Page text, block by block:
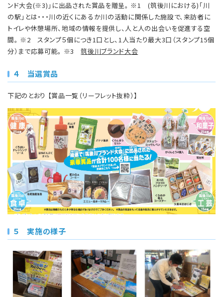
ンド大会(※3)」に出品された賞品を贈呈。 ※1 (筑後川における)「川
の駅」とは・・・川の近くにあるか川の活動に関係した施設で、来訪者に
トイレや休憩場所、地域の情報を提供し、人と人の出会いを促進する空
間。 ※2 スタンプ５個につき1口とし、1人当たり最大3口（スタンプ15個
分）まで応募可能。 ※3筑後川ブランド大会
４ 当選賞品
下記のとおり 【賞品一覧（リーフレット抜粋）】
５ 実施の様子